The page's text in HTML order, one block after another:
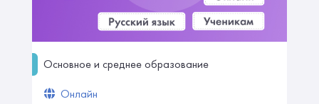
Основное и среднее образование
Онлайн